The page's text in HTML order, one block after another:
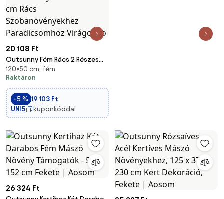
20 108 Ft
Outsunny Fém Rács 2 Részes
Készlet Növényekhez
Rozsdamentes Rács
Madármintával
Futónövényekhez 50x120 cm
Rács Szobanövényekhez
Paradicsomhoz Virágokho
120×50 cm, fém
Raktáron
-5 % 19 103 Ft
UNI5
kuponkóddal
26 324 Ft